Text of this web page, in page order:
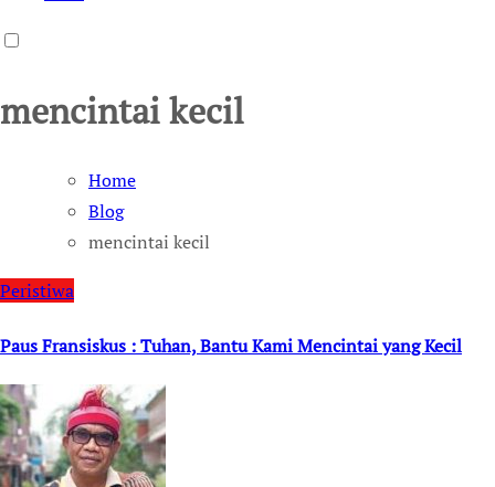
mencintai kecil
Home
Blog
mencintai kecil
Peristiwa
Paus Fransiskus : Tuhan, Bantu Kami Mencintai yang Kecil